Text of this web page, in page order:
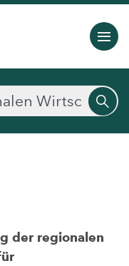
der regionalen